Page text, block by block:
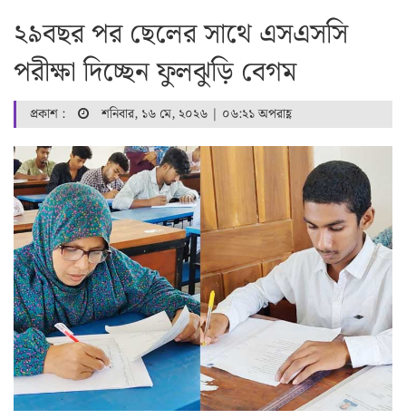
২৯বছর পর ছেলের সাথে এসএসসি
পরীক্ষা দিচ্ছেন ফুলঝুড়ি বেগম
প্রকাশ : শনিবার, ১৬ মে, ২০২৬ | ০৬:২১ অপরাহ্ণ